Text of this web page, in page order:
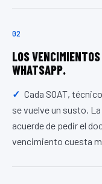
02
LOS
WHATSAPP.
Cada SOAT,
se vuelve un susto.
acuerde de pedir el
vencimiento cuesta